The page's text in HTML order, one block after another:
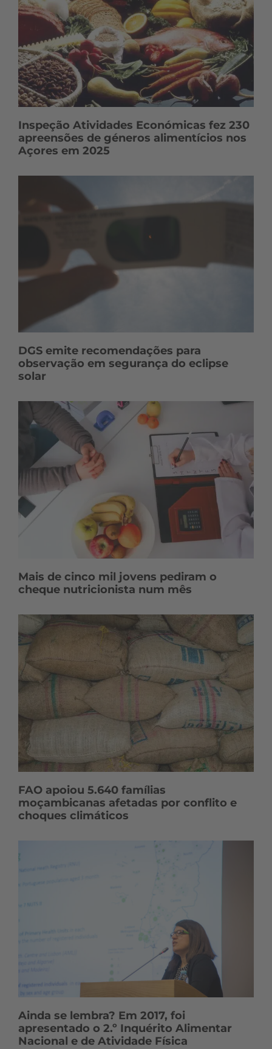
d
s
Inspeção Atividades Económicas fez 230
apreensões de géneros alimentícios nos
Açores em 2025
DGS emite recomendações para
observação em segurança do eclipse
solar
Mais de cinco mil jovens pediram o
cheque nutricionista num mês
FAO apoiou 5.640 famílias
moçambicanas afetadas por conflito e
choques climáticos
Ainda se lembra? Em 2017, foi
apresentado o 2.º Inquérito Alimentar
Nacional e de Atividade Física